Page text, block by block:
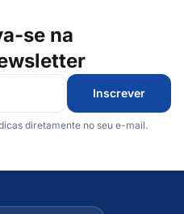
se na
Inscrever
diretamente no seu e-mail.